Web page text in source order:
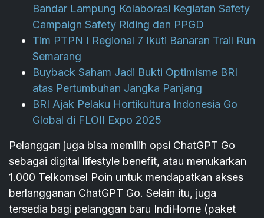
Bandar Lampung Kolaborasi Kegiatan Safety
Campaign Safety Riding dan PPGD
Tim PTPN I Regional 7 Ikuti Banaran Trail Run
Semarang
Buyback Saham Jadi Bukti Optimisme BRI
atas Pertumbuhan Jangka Panjang
BRI Ajak Pelaku Hortikultura Indonesia Go
Global di FLOII Expo 2025
Pelanggan juga bisa memilih opsi ChatGPT Go
sebagai digital lifestyle benefit, atau menukarkan
1.000 Telkomsel Poin untuk mendapatkan akses
berlangganan ChatGPT Go. Selain itu, juga
tersedia bagi pelanggan baru IndiHome (paket